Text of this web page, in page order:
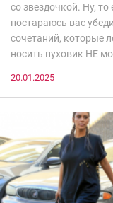
со звездочкой. Ну,
постараюсь вас
сочетаний, которые
носить пуховик НЕ
20.01.2025